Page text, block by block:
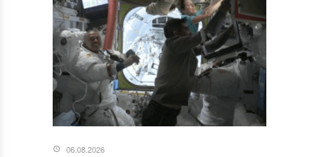
06.08.2026